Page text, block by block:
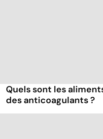
Quels sont les
des anticoagulants ?